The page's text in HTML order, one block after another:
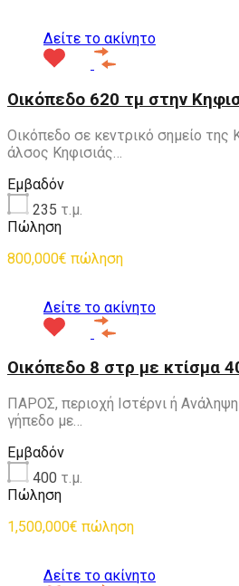
Δείτε το ακίνητο
Οικόπεδο 620 τμ στην
Οικόπεδο σε κεντρικό σημείο της
άλσος Κηφισιάς…
Εμβαδόν
235 τ.μ.
Πώληση
800,000€ πώληση
Δείτε το ακίνητο
Οικόπεδο 8 στρ με κτίσμα
ΠΑΡΟΣ, περιοχή Ιστέρνι ή
γήπεδο με…
Εμβαδόν
400 τ.μ.
Πώληση
1,500,000€ πώληση
Δείτε το ακίνητο